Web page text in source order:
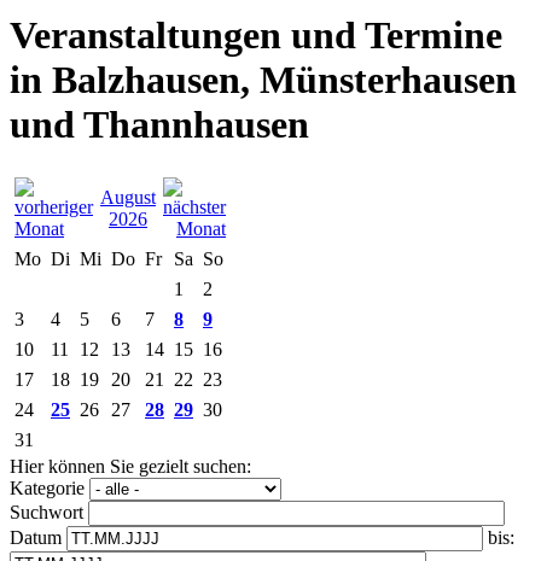
Veranstaltungen und Termine
in Balzhausen, Münsterhausen
und Thannhausen
August
2026
Mo Di Mi Do Fr Sa So
1
2
3
4 5 6 7 8
9
10
11 12 13 14 15 16
17
18 19 20 21 22 23
24
25 26 27 28 29 30
31
Hier können Sie gezielt suchen:
Kategorie
Suchwort
Datum
bis: